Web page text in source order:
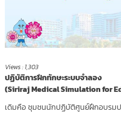
Views : 1,303
ปฏิบัติการฝึกทักษะระบบจำลอง
(Siriraj Medical Simulation for
เดิมคือ ชุมชนนักปฏิบัติศูนย์ฝึกอบรม